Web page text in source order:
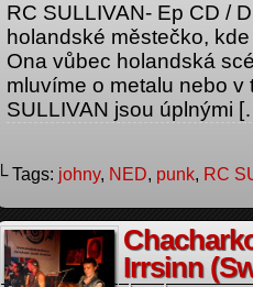
RC SULLIVAN- Ep CD /
holandské městečko,
Ona vůbec holandská
mluvíme o metalu nebo
SULLIVAN jsou úplnými
└ Tags: johny, NED, punk, RC
Irrsinn